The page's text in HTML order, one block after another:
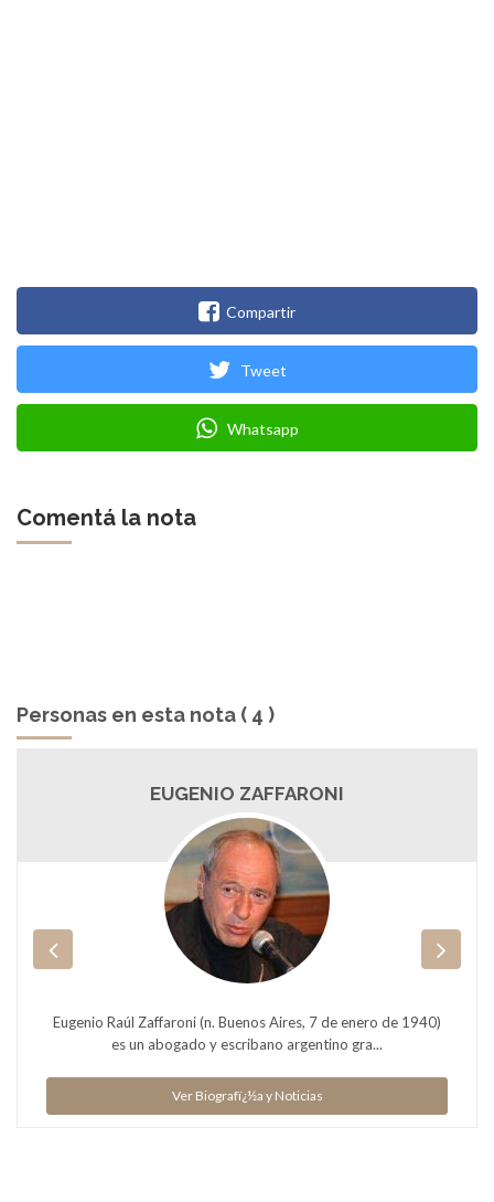
Compartir
Tweet
Whatsapp
Comentá la nota
Personas en esta nota ( 4 )
EUGENIO ZAFFARONI
Eugenio Raúl Zaffaroni (n. Buenos Aires, 7 de enero de 1940)
es un abogado y escribano argentino gra...
Ver Biografï¿½a y Noticias